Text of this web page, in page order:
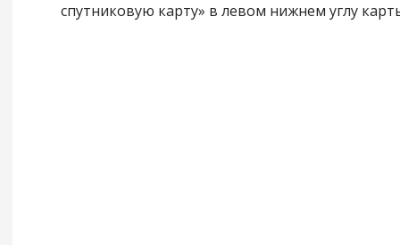
спутниковую карту» в левом нижнем углу